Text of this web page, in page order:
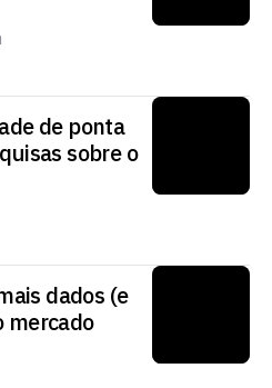
de ponta
sobre o
dados (e
mercado